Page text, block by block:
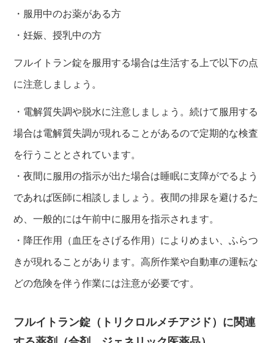
・服用中のお薬がある方
・妊娠、授乳中の方
フルイトラン錠を服用する場合は生活する上で以下の点
に注意しましょう。
・電解質失調や脱水に注意しましょう。続けて服用する
場合は電解質失調が現れることがあるので定期的な検査
を行うこととされています。
・夜間に服用の指示が出た場合は睡眠に支障がでるよう
であれば医師に相談しましょう。夜間の排尿を避けるた
め、一般的には午前中に服用を指示されます。
・降圧作用（血圧をさげる作用）によりめまい、ふらつ
きが現れることがあります。高所作業や自動車の運転な
どの危険を伴う作業には注意が必要です。
フルイトラン錠（トリクロルメチアジド）に関連